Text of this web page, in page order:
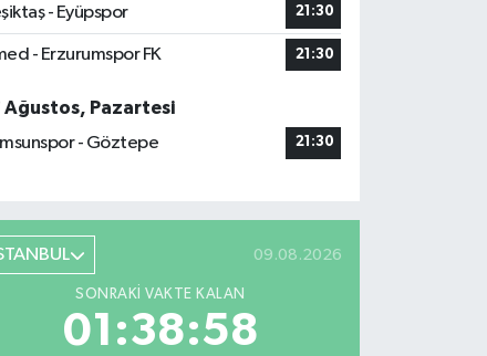
- Eyüpspor 21:30
- Erzurumspor FK 21:30
Ağustos, Pazartesi
- Göztepe
21:30
09.08.2026
SONRAKI VAKTE KALAN
01:38:57